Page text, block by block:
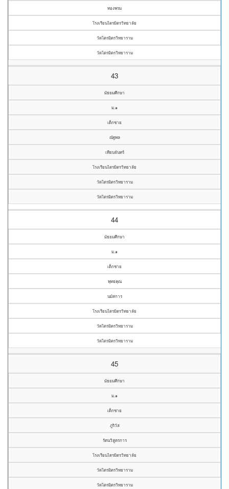
ทองพรม
โรงเรียนไตรมิตรวิทยาลัย
วัดไตรมิตรวิทยาราม
วัดไตรมิตรวิทยาราม
43
มัธยมศึกษา
ม.๑
เด็กชาย
ณัฐพล
เทียนจันทร์
โรงเรียนไตรมิตรวิทยาลัย
วัดไตรมิตรวิทยาราม
วัดไตรมิตรวิทยาราม
44
มัธยมศึกษา
ม.๑
เด็กชาย
พุทธคุณ
นมัสการ
โรงเรียนไตรมิตรวิทยาลัย
วัดไตรมิตรวิทยาราม
วัดไตรมิตรวิทยาราม
45
มัธยมศึกษา
ม.๑
เด็กชาย
ภูริวัส
รัตนวิสูตรการ
โรงเรียนไตรมิตรวิทยาลัย
วัดไตรมิตรวิทยาราม
วัดไตรมิตรวิทยาราม